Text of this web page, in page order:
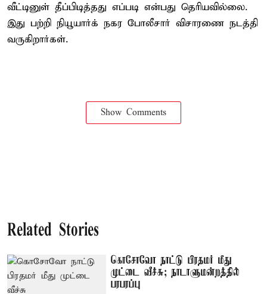
வீட்டினுள் தீப்பிடித்தது எப்படி என்பது தெரியவில்லை.
இது பற்றி நியூயார்க் நகர போலீசார் விசாரணை நடத்தி
வருகிறார்கள்.
Show Comments
Related Stories
கொசோவோ நாட்டு பிரதமர் மீது
முட்டை வீச்சு; நாடாளுமன்றத்தில்
பரபரப்பு